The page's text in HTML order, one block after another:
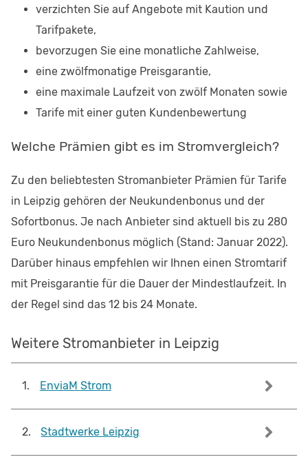
verzichten Sie auf Angebote mit Kaution und
Tarifpakete,
bevorzugen Sie eine monatliche Zahlweise,
eine zwölfmonatige Preisgarantie,
eine maximale Laufzeit von zwölf Monaten sowie
Tarife mit einer guten Kundenbewertung
Welche Prämien gibt es im Stromvergleich?
Zu den beliebtesten Stromanbieter Prämien für Tarife
in Leipzig gehören der Neukundenbonus und der
Sofortbonus. Je nach Anbieter sind aktuell bis zu 280
Euro Neukundenbonus möglich (Stand: Januar 2022).
Darüber hinaus empfehlen wir Ihnen einen Stromtarif
mit Preisgarantie für die Dauer der Mindestlaufzeit. In
der Regel sind das 12 bis 24 Monate.
Weitere Stromanbieter in Leipzig
1 . EnviaM Strom
2. Stadtwerke Leipzig